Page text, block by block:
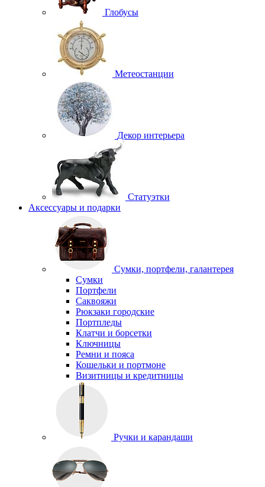
Глобусы
Метеостанции
Декор интерьера
Статуэтки
Аксессуары и подарки
Сумки, портфели, галантерея
Сумки
Портфели
Саквояжи
Рюкзаки городские
Портпледы
Клатчи и борсетки
Ключницы
Ремни и пояса
Кошельки и портмоне
Визитницы и кредитницы
Ручки и карандаши